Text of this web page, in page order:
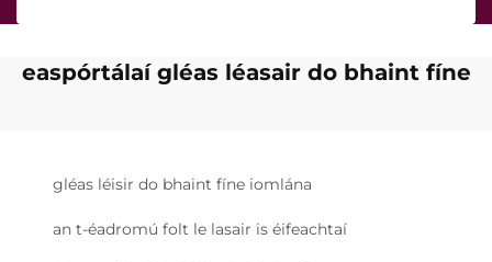
easpórtálaí gléas léasair do bhaint fíne
gléas léisir do bhaint fíne iomlána
an t-éadromú folt le lasair is éifeachtaí